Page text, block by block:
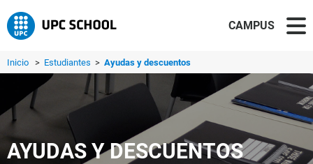
CAMPUS
Inicio > Estudiantes > Ayudas y descuentos
AYUDAS Y DESCUENTOS